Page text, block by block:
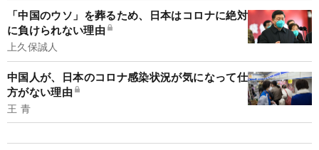
「中国のウソ」を葬るため、日本はコロナに絶対
に負けられない理由
上久保誠人
中国人が、日本のコロナ感染状況が気になって仕
方がない理由
王 青